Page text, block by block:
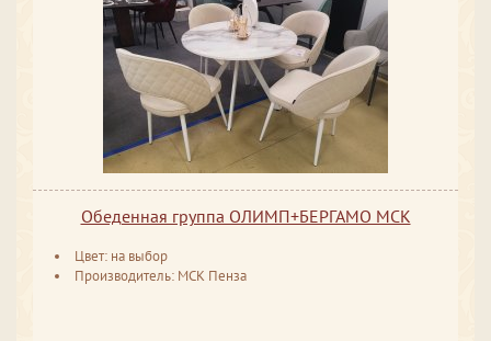
Обеденная группа ОЛИМП+БЕРГАМО МСК
Цвет: на выбор
Производитель: МСК Пенза